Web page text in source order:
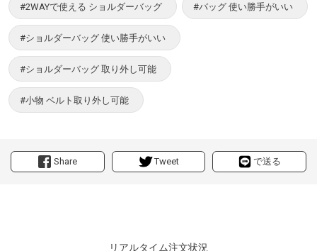
Share Tweet で送る
#2WAYで使える ショルダーバッグ #バッグ 使い勝手がいい
#ショルダーバッグ 使い勝手がいい
#ショルダーバッグ 取り外し可能
#小物 ベルト取り外し可能
リアルタイム注文状況